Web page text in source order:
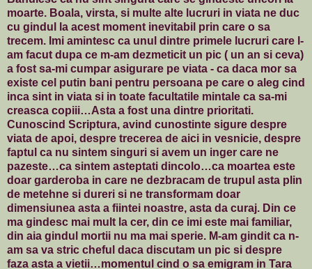
moarte. Boala, virsta, si multe alte lucruri in viata ne duc
cu gindul la acest moment inevitabil prin care o sa
trecem. Imi amintesc ca unul dintre primele lucruri care l-
am facut dupa ce m-am dezmeticit un pic ( un an si ceva)
a fost sa-mi cumpar asigurare pe viata - ca daca mor sa
existe cel putin bani pentru persoana pe care o aleg cind
inca sint in viata si in toate facultatile mintale ca sa-mi
creasca copiii…Asta a fost una dintre prioritati.
Cunoscind Scriptura, avind cunostinte sigure despre
viata de apoi, despre trecerea de aici in vesnicie, despre
faptul ca nu sintem singuri si avem un inger care ne
pazeste…ca sintem asteptati dincolo…ca moartea este
doar garderoba in care ne dezbracam de trupul asta plin
de metehne si dureri si ne transformam doar
dimensiunea asta a fiintei noastre, asta da curaj. Din ce
ma gindesc mai mult la cer, din ce imi este mai familiar,
din aia gindul mortii nu ma mai sperie. M-am gindit ca n-
am sa va stric cheful daca discutam un pic si despre
faza asta a vietii…momentul cind o sa emigram in Tara